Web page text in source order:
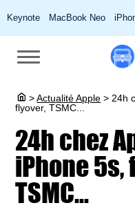
Keynote MacBook Neo
> Actualité Apple > 24h
flyover, TSMC...
24h chez
iPhone 5s,
TSMC...